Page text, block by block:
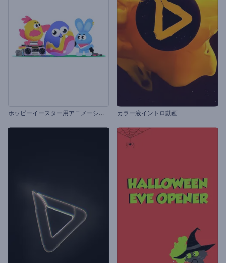
ホ
ッピーイースター用アニメーション カラー液イントロ動画